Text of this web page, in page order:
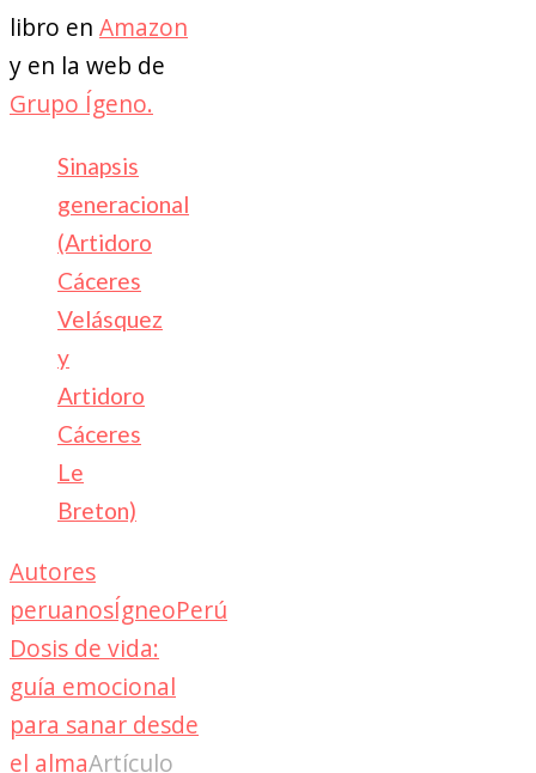
libro en Amazon
y en la web de
Grupo Ígeno.
Sinapsis
generacional
(Artidoro
Cáceres
Velásquez
y
Artidoro
Cáceres
Le
Breton)
Autores
peruanosÍgneoPerú
Dosis de vida:
guía emocional
para sanar desde
el almaArtículo